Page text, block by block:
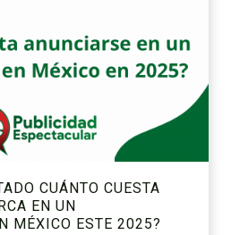
CUÁNTO CUESTA
EN UN
MÉXICO ESTE 2025?